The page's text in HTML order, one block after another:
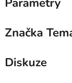
Značka
Diskuze